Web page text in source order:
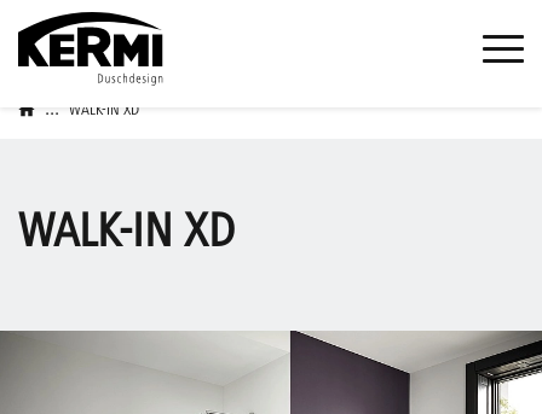
... WALK-IN XD
WALK-IN XD